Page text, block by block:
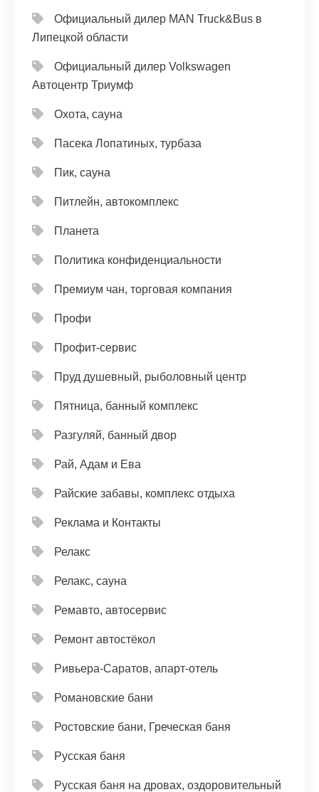
Официальный дилер MAN Truck&Bus в
Липецкой области
Официальный дилер Volkswagen
Автоцентр Триумф
Охота, сауна
Пасека Лопатиных, турбаза
Пик, сауна
Питлейн, автокомплекс
Планета
Политика конфиденциальности
Премиум чан, торговая компания
Профи
Профит-сервис
Пруд душевный, рыболовный центр
Пятница, банный комплекс
Разгуляй, банный двор
Рай, Адам и Ева
Райские забавы, комплекс отдыха
Реклама и Контакты
Релакс
Релакс, сауна
Ремавто, автосервис
Ремонт автостёкол
Ривьера-Саратов, апарт-отель
Романовские бани
Ростовские бани, Греческая баня
Русская баня
Русская баня на дровах, оздоровительный